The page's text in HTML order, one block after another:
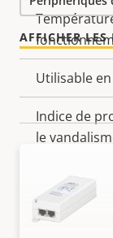
Utilisable
Indice de
le
Indice de
Conçu
AFFICHER